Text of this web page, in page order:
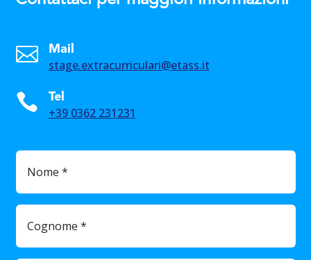
 Mail
stage.extracurriculari@etass.it
 Tel
+39 0362 231231